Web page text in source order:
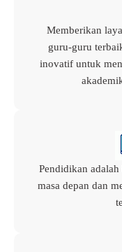
Memberikan
guru-guru
inovatif untuk
Pendidikan
masa depan dan